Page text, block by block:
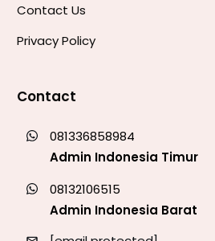
Contact Us
Privacy Policy
Contact
081336858984
Admin Indonesia Timur
08132106515
Admin Indonesia Barat